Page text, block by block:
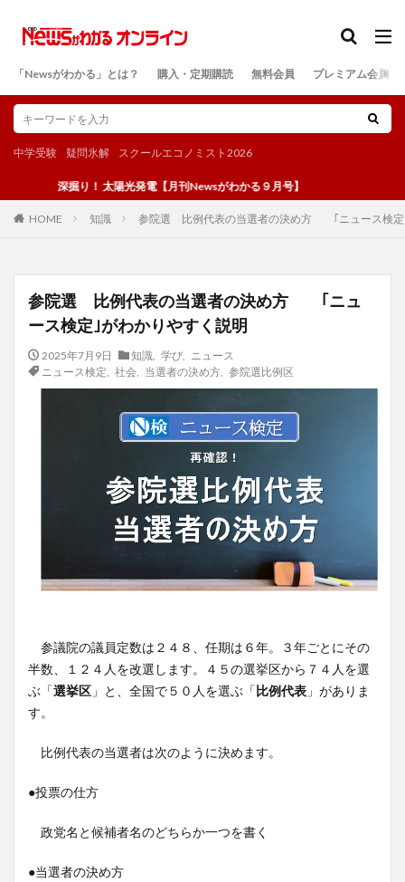
「Newsがわかる」とは？ 購入・定期購読 無料会員 プレミアム会員
中学受験 疑問氷解 スクールエコノミスト2026
深掘り！ 太陽光発電【月刊Newsがわかる９月号】
HOME 知識 参院選 比例代表の当選者の決め方 ｢ニュース検定
参院選 比例代表の当選者の決め方 ｢ニュ
ース検定｣がわかりやすく説明
2025年7月9日 知識 学び
ニュース
ニュース検定
社会, 当選者の決め方, 参院選比例区
参議院の議員定数は２４８、任期は６年。３年ごとにその
半数、１２４人を改選します。４５の選挙区から７４人を選
ぶ「選挙区 」と、全国で５０人を選ぶ「比例代表 」がありま
す。
比例代表の当選者は次のように決めます。
●投票の仕方
政党名と候補者名のどちらか一つを書く
●当選者の決め方
検索